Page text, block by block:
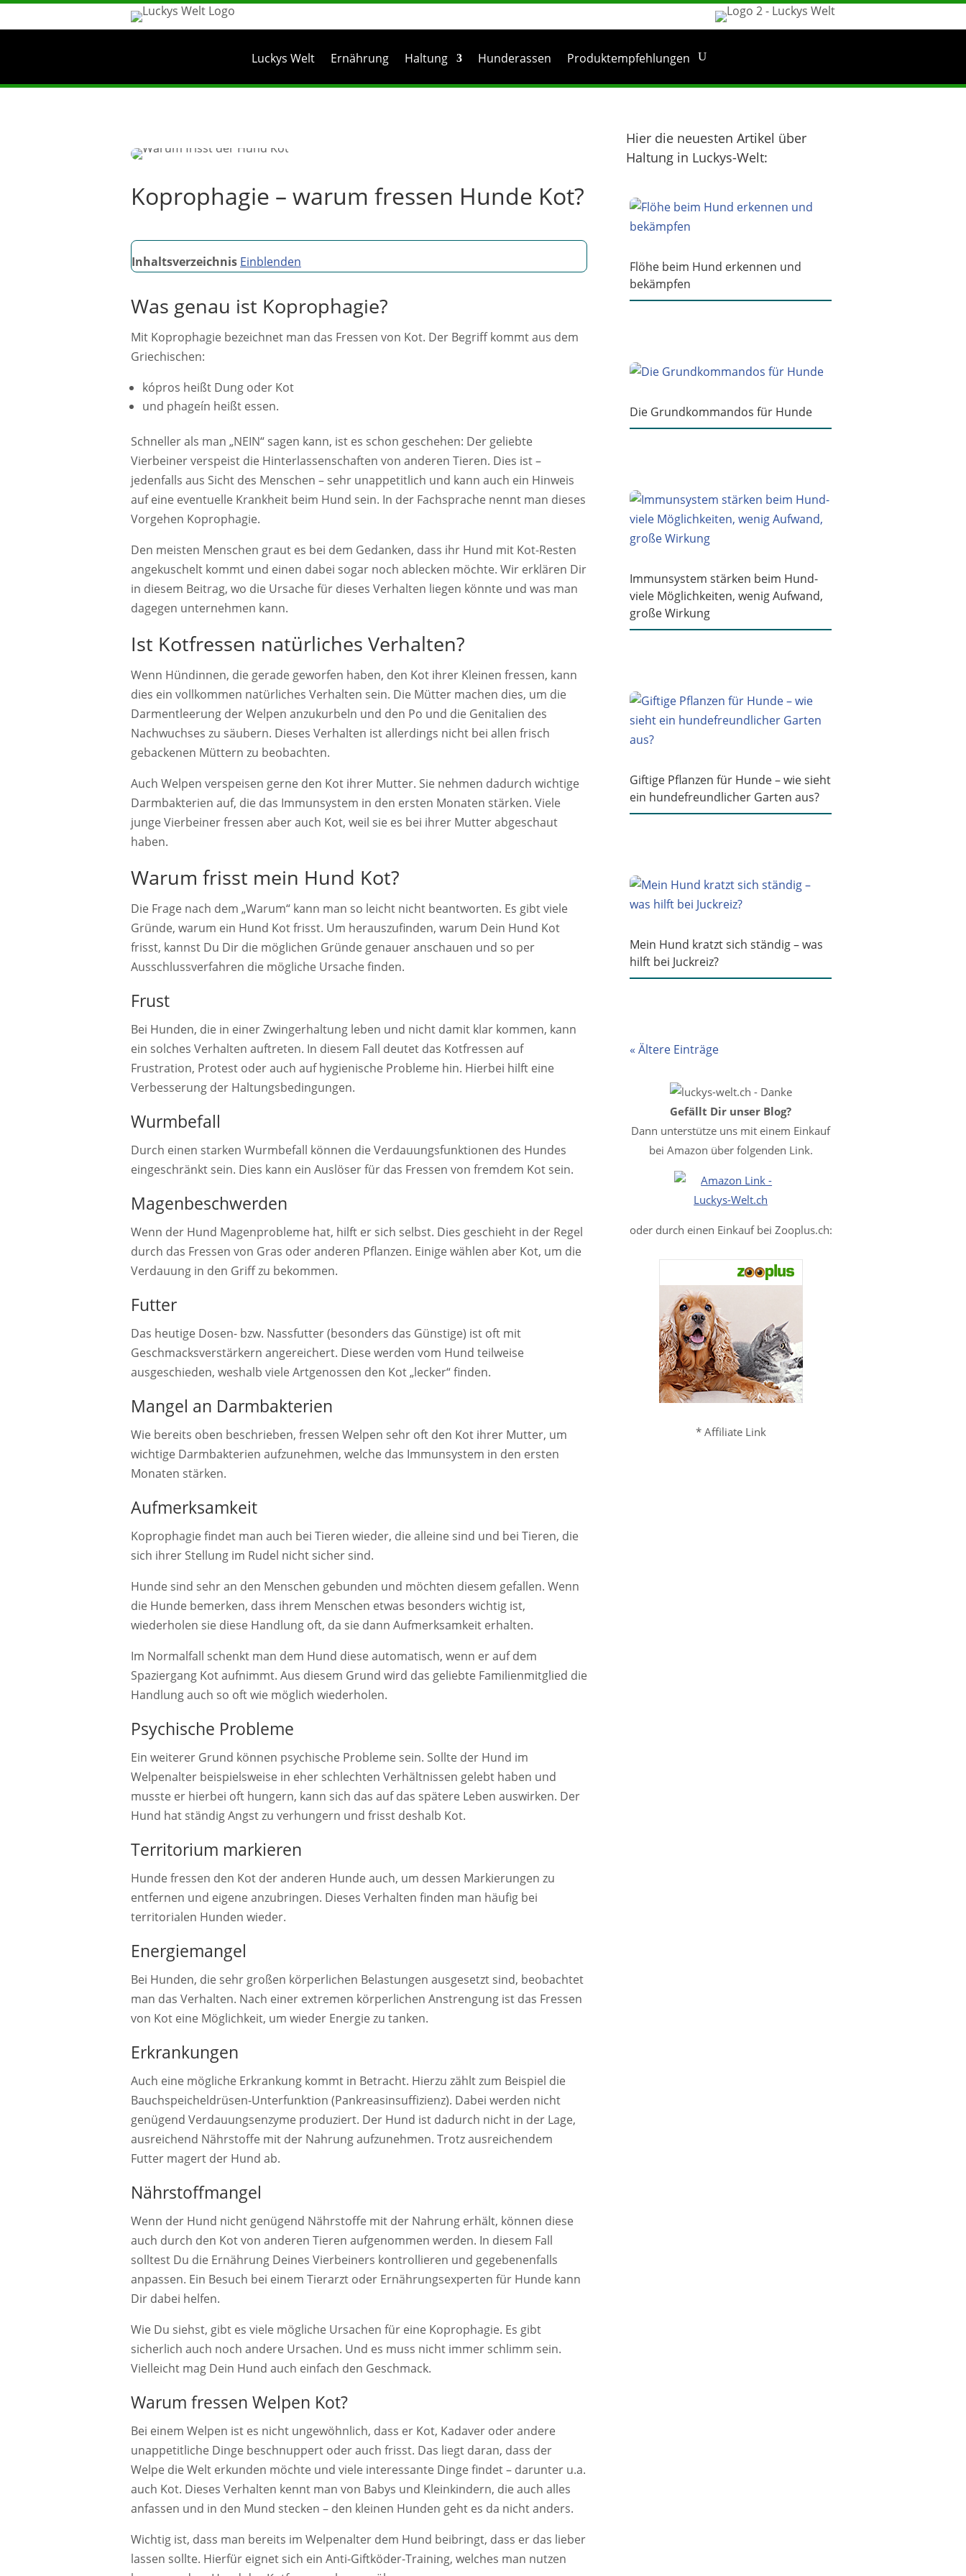
Luckys Welt Ernährung Haltung Hunderassen Produktempfehlungen
Koprophagie – warum fressen Hunde Kot?
Inhaltsverzeichnis Einblenden
Was genau ist Koprophagie?
Mit Koprophagie bezeichnet man das Fressen von Kot. Der Begriff kommt aus dem
Griechischen:
kópros heißt Dung oder Kot
und phageín heißt essen.
Schneller als man „NEIN“ sagen kann, ist es schon geschehen: Der geliebte
Vierbeiner verspeist die Hinterlassenschaften von anderen Tieren. Dies ist –
jedenfalls aus Sicht des Menschen – sehr unappetitlich und kann auch ein Hinweis
auf eine eventuelle Krankheit beim Hund sein. In der Fachsprache nennt man dieses
Vorgehen Koprophagie.
Den meisten Menschen graut es bei dem Gedanken, dass ihr Hund mit Kot-Resten
angekuschelt kommt und einen dabei sogar noch ablecken möchte. Wir erklären Dir
in diesem Beitrag, wo die Ursache für dieses Verhalten liegen könnte und was man
dagegen unternehmen kann.
Ist Kotfressen natürliches Verhalten?
Wenn Hündinnen, die gerade geworfen haben, den Kot ihrer Kleinen fressen, kann
dies ein vollkommen natürliches Verhalten sein. Die Mütter machen dies, um die
Darmentleerung der Welpen anzukurbeln und den Po und die Genitalien des
Nachwuchses zu säubern. Dieses Verhalten ist allerdings nicht bei allen frisch
gebackenen Müttern zu beobachten.
Auch Welpen verspeisen gerne den Kot ihrer Mutter. Sie nehmen dadurch wichtige
Darmbakterien auf, die das Immunsystem in den ersten Monaten stärken. Viele
junge Vierbeiner fressen aber auch Kot, weil sie es bei ihrer Mutter abgeschaut
haben.
Warum frisst mein Hund Kot?
Die Frage nach dem „Warum“ kann man so leicht nicht beantworten. Es gibt viele
Gründe, warum ein Hund Kot frisst. Um herauszufinden, warum Dein Hund Kot
frisst, kannst Du Dir die möglichen Gründe genauer anschauen und so per
Ausschlussverfahren die mögliche Ursache finden.
Frust
Bei Hunden, die in einer Zwingerhaltung leben und nicht damit klar kommen, kann
ein solches Verhalten auftreten. In diesem Fall deutet das Kotfressen auf
Frustration, Protest oder auch auf hygienische Probleme hin. Hierbei hilft eine
Verbesserung der Haltungsbedingungen.
Wurmbefall
Durch einen starken Wurmbefall können die Verdauungsfunktionen des Hundes
eingeschränkt sein. Dies kann ein Auslöser für das Fressen von fremdem Kot sein.
Magenbeschwerden
Wenn der Hund Magenprobleme hat, hilft er sich selbst. Dies geschieht in der Regel
durch das Fressen von Gras oder anderen Pflanzen. Einige wählen aber Kot, um die
Verdauung in den Griff zu bekommen.
Futter
Das heutige Dosen- bzw. Nassfutter (besonders das Günstige) ist oft mit
Geschmacksverstärkern angereichert. Diese werden vom Hund teilweise
ausgeschieden, weshalb viele Artgenossen den Kot „lecker“ finden.
Mangel an Darmbakterien
Wie bereits oben beschrieben, fressen Welpen sehr oft den Kot ihrer Mutter, um
wichtige Darmbakterien aufzunehmen, welche das Immunsystem in den ersten
Monaten stärken.
Aufmerksamkeit
Koprophagie findet man auch bei Tieren wieder, die alleine sind und bei Tieren, die
sich ihrer Stellung im Rudel nicht sicher sind.
Hunde sind sehr an den Menschen gebunden und möchten diesem gefallen. Wenn
die Hunde bemerken, dass ihrem Menschen etwas besonders wichtig ist,
wiederholen sie diese Handlung oft, da sie dann Aufmerksamkeit erhalten.
Im Normalfall schenkt man dem Hund diese automatisch, wenn er auf dem
Spaziergang Kot aufnimmt. Aus diesem Grund wird das geliebte Familienmitglied die
Handlung auch so oft wie möglich wiederholen.
Psychische Probleme
Ein weiterer Grund können psychische Probleme sein. Sollte der Hund im
Welpenalter beispielsweise in eher schlechten Verhältnissen gelebt haben und
musste er hierbei oft hungern, kann sich das auf das spätere Leben auswirken. Der
Hund hat ständig Angst zu verhungern und frisst deshalb Kot.
Territorium markieren
Hunde fressen den Kot der anderen Hunde auch, um dessen Markierungen zu
entfernen und eigene anzubringen. Dieses Verhalten finden man häufig bei
territorialen Hunden wieder.
Energiemangel
Bei Hunden, die sehr großen körperlichen Belastungen ausgesetzt sind, beobachtet
man das Verhalten. Nach einer extremen körperlichen Anstrengung ist das Fressen
von Kot eine Möglichkeit, um wieder Energie zu tanken.
Erkrankungen
Auch eine mögliche Erkrankung kommt in Betracht. Hierzu zählt zum Beispiel die
Bauchspeicheldrüsen-Unterfunktion (Pankreasinsuffizienz). Dabei werden nicht
genügend Verdauungsenzyme produziert. Der Hund ist dadurch nicht in der Lage,
ausreichend Nährstoffe mit der Nahrung aufzunehmen. Trotz ausreichendem
Futter magert der Hund ab.
Nährstoffmangel
Wenn der Hund nicht genügend Nährstoffe mit der Nahrung erhält, können diese
auch durch den Kot von anderen Tieren aufgenommen werden. In diesem Fall
solltest Du die Ernährung Deines Vierbeiners kontrollieren und gegebenenfalls
anpassen. Ein Besuch bei einem Tierarzt oder Ernährungsexperten für Hunde kann
Dir dabei helfen.
Wie Du siehst, gibt es viele mögliche Ursachen für eine Koprophagie. Es gibt
sicherlich auch noch andere Ursachen. Und es muss nicht immer schlimm sein.
Vielleicht mag Dein Hund auch einfach den Geschmack.
Warum fressen Welpen Kot?
Bei einem Welpen ist es nicht ungewöhnlich, dass er Kot, Kadaver oder andere
unappetitliche Dinge beschnuppert oder auch frisst. Das liegt daran, dass der
Welpe die Welt erkunden möchte und viele interessante Dinge findet – darunter u.a.
auch Kot. Dieses Verhalten kennt man von Babys und Kleinkindern, die auch alles
anfassen und in den Mund stecken – den kleinen Hunden geht es da nicht anders.
Wichtig ist, dass man bereits im Welpenalter dem Hund beibringt, dass er das lieber
lassen sollte. Hierfür eignet sich ein Anti-Giftköder-Training, welches man nutzen
Hier die neuesten Artikel über
Haltung in Luckys-Welt:
Flöhe beim Hund erkennen und
bekämpfen
Die Grundkommandos für Hunde
Immunsystem stärken beim Hund-
viele Möglichkeiten, wenig Aufwand,
große Wirkung
Giftige Pflanzen für Hunde – wie sieht
ein hundefreundlicher Garten aus?
Mein Hund kratzt sich ständig – was
hilft bei Juckreiz?
« Ältere Einträge
Gefällt Dir unser Blog?
Dann unterstütze uns mit einem Einkauf
bei Amazon über folgenden Link.
oder durch einen Einkauf bei Zooplus.ch:
* Affiliate Link